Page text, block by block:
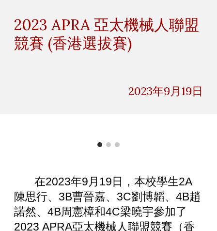
Skip to main content Skip to navigation
2023 APRA 亞太機械人聯盟
競賽 (香港選拔賽)
2023年9月 19日
在2023年9月19日，本校學生2A
陳思行、3B曹晉嘉、3C劉博韜、4B趙
諾然、4B周憲樟和4C梁曉宇參加了
2023 APRA亞太機械人聯盟競賽（香